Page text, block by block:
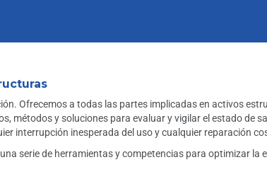
Ofrecemos a todas las partes implicadas en activos
métodos y soluciones para evaluar y vigilar el estado de
interrupción inesperada del uso y cualquier reparación
serie de herramientas y competencias para optimizar